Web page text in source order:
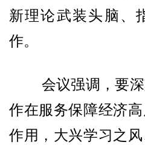
新理论武装头脑、
作。
会议强调，要
作在服务保障经济
作用，大兴学习之